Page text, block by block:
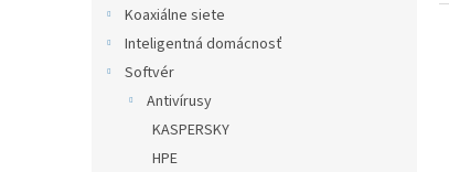
Koaxiálne siete
Inteligentná domácnosť
Softvér
Antivírusy
KASPERSKY
HPE